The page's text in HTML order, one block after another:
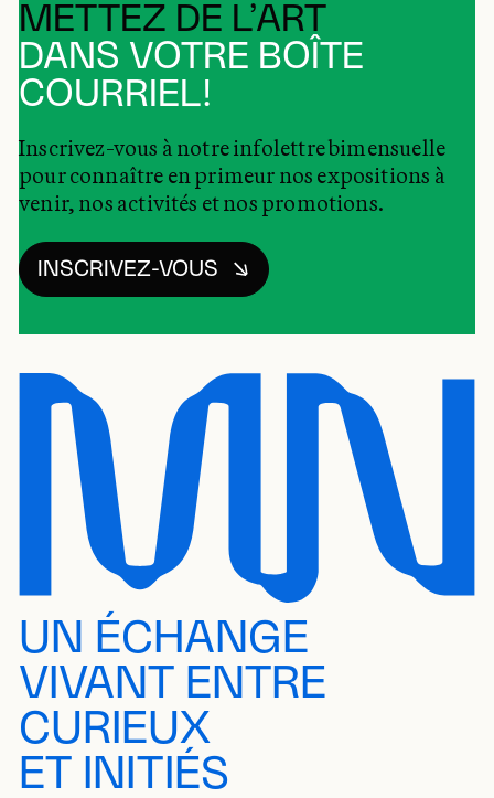
METTEZ DE L’ART
DANS VOTRE BOÎTE
COURRIEL!
Inscrivez-vous à notre infolettre bimensuelle
pour connaître en primeur nos expositions à
venir, nos activités et nos promotions.
INSCRIVEZ-VOUS
UN ÉCHANGE
VIVANT ENTRE
CURIEUX
ET INITIÉS